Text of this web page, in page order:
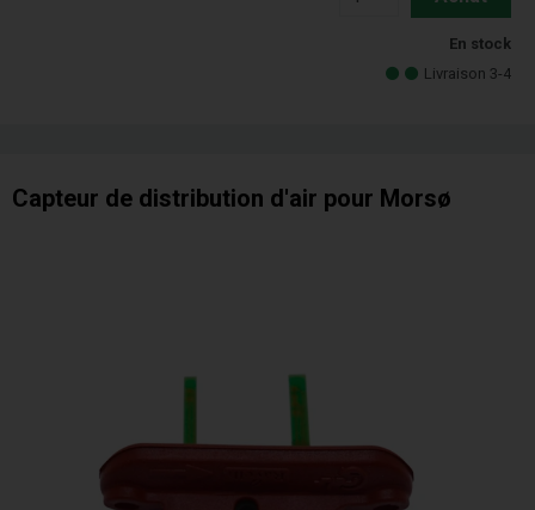
En stock
Livraison 3-4
Capteur de distribution d'air pour Morsø